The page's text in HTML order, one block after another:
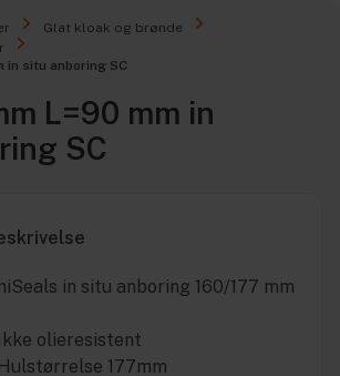
Glat kloak og brønde
in situ anboring SC
L=90 mm in
SC
in situ anboring 160/177 mm
olieresistent
177mm